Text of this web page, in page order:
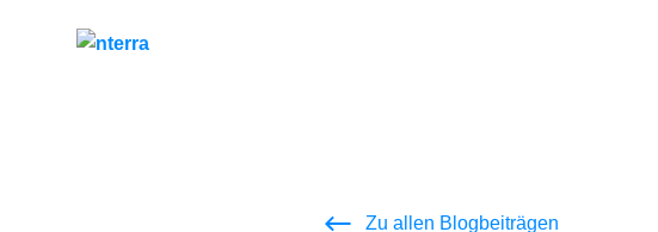
Zu allen Blogbeiträgen